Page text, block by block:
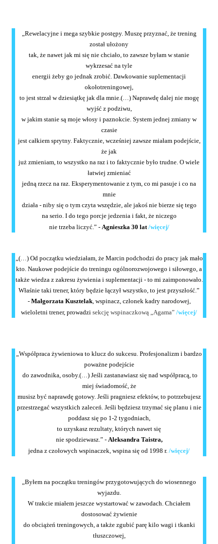
„Rewelacyjne i mega szybkie postępy. Muszę przyznać, że trening
został ułożony
tak, że nawet jak mi się nie chciało, to zawsze byłam w stanie
wykrzesać na tyle
energii żeby go jednak zrobić. Dawkowanie suplementacji
okołotreningowej,
to jest strzał w dziesiątkę jak dla mnie.(…) Naprawdę dalej nie mogę
wyjść z podziwu,
w jakim stanie są moje włosy i paznokcie. System jednej zmiany w
czasie
jest całkiem sprytny. Faktycznie, wcześniej zawsze miałam podejście,
że jak
już zmieniam, to wszystko na raz i to faktycznie było trudne. O wiele
łatwiej zmieniać
jedną rzecz na raz. Eksperymentowanie z tym, co mi pasuje i co na
mnie
działa - niby się o tym czyta wszędzie, ale jakoś nie bierze się tego
na serio. I do tego porcje jedzenia i fakt, że niczego
nie trzeba liczyć.” - Agnieszka 30 lat /więcej/
„(…) Od początku wiedziałam, że Marcin podchodzi do pracy jak mało
kto. Naukowe podejście do treningu ogólnorozwojowego i siłowego, a
także wiedza z zakresu żywienia i suplementacji - to mi zaimponowało.
Właśnie taki trener, który będzie łączył wszystko, to jest przyszłość.”
- Małgorzata Kusztelak, wspinacz, członek kadry narodowej,
wieloletni trener, prowadzi sekcję wspinaczkową „Agama” /więcej/
„Współpraca żywieniowa to klucz do sukcesu. Profesjonalizm i bardzo
poważne podejście
do zawodnika, osoby.(…) Jeśli zastanawiasz się nad współpracą, to
miej świadomość, że
musisz być naprawdę gotowy. Jeśli pragniesz efektów, to potrzebujesz
przestrzegać wszystkich zaleceń. Jeśli będziesz trzymać się planu i nie
poddasz się po 1-2 tygodniach,
to uzyskasz rezultaty, których nawet się
nie spodziewasz.” - Aleksandra Taistra,
jedna z czołowych wspinaczek, wspina się od 1998 r. /więcej/
„Byłem na początku treningów przygotowujących do wiosennego
wyjazdu.
W trakcie miałem jeszcze wystartować w zawodach. Chciałem
dostosować żywienie
do obciążeń treningowych, a także zgubić parę kilo wagi i tkanki
tłuszczowej,